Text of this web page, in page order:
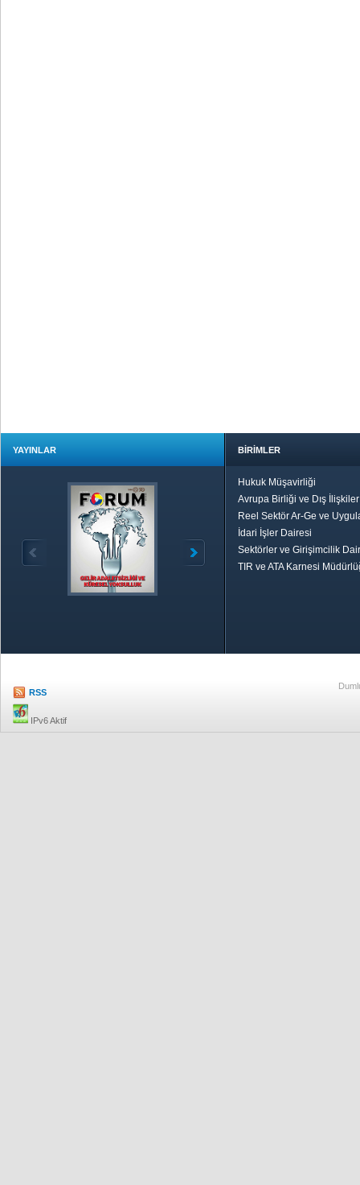
YAYINLAR BİRİMLER
Hukuk Müşavirliği
Avrupa Birliği ve Dış
Reel Sektör Ar-Ge ve
İdari İşler Dairesi
Sektörler ve Girişimcilik
TIR ve ATA Karnesi
RSS
IPv6 Aktif